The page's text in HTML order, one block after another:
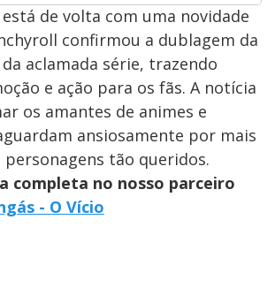
de volta com uma novidade
confirmou a dublagem da
aclamada série, trazendo
e ação para os fãs. A notícia
os amantes de animes e
ansiosamente por mais
tão queridos.
completa no nosso parceiro
- O Vício